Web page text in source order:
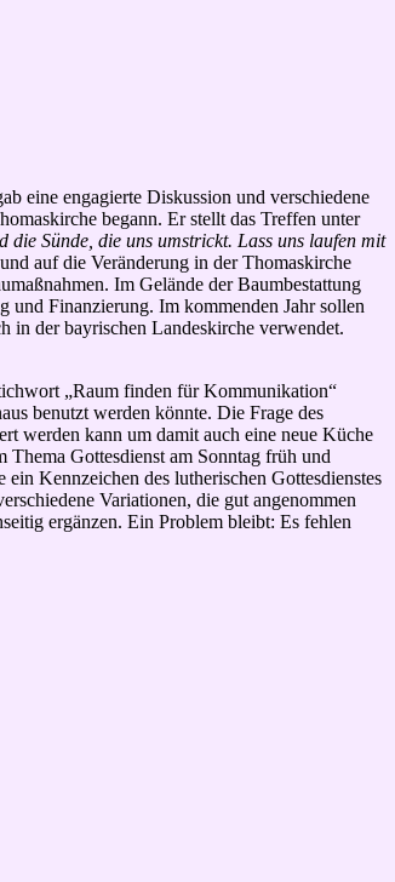
eine engagierte Diskussion und verschiedene
begann. Er stellt das Treffen unter
Sünde, die uns umstrickt. Lass uns laufen mit
auf die Veränderung in der Thomaskirche
Im Gelände der Baumbestattung
und Finanzierung. Im kommenden Jahr sollen
in der bayrischen Landeskirche verwendet.
„Raum finden für Kommunikation“
benutzt werden könnte. Die Frage des
werden kann um damit auch eine neue Küche
Gottesdienst am Sonntag früh und
Kennzeichen des lutherischen Gottesdienstes
Variationen, die gut angenommen
ergänzen. Ein Problem bleibt: Es fehlen